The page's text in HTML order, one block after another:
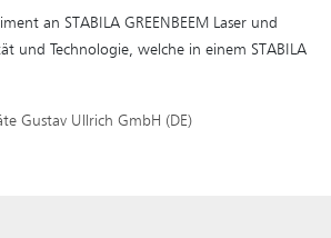
an STABILA GREENBEEM Laser und
und Technologie, welche in einem STABILA
Gustav Ullrich GmbH (DE)